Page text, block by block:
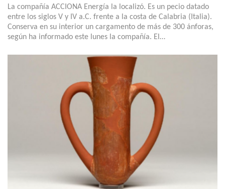
La compañía ACCIONA Energía la localizó. Es un pecio datado
entre los siglos V y IV a.C. frente a la costa de Calabria (Italia).
Conserva en su interior un cargamento de más de 300 ánforas,
según ha informado este lunes la compañía. El…